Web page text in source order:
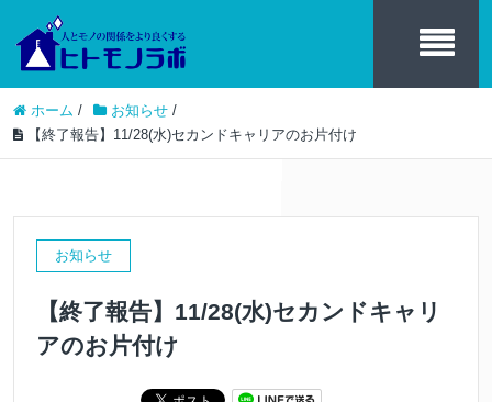
ホーム / お知らせ /
【終了報告】11/28(水)セカンドキャリアのお片付け
お知らせ
【終了報告】11/28(水)セカンドキャリ
アのお片付け